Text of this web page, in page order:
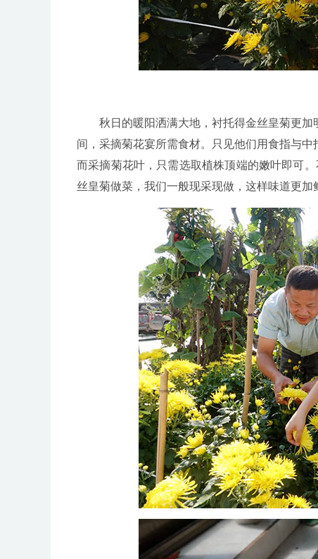
秋日的暖阳洒满大地，衬托得金丝皇菊更
间，采摘菊花宴所需食材。只见他们用食指与
而采摘菊花叶，只需选取植株顶端的嫩叶即可
丝皇菊做菜，我们一般现采现做，这样味道更加